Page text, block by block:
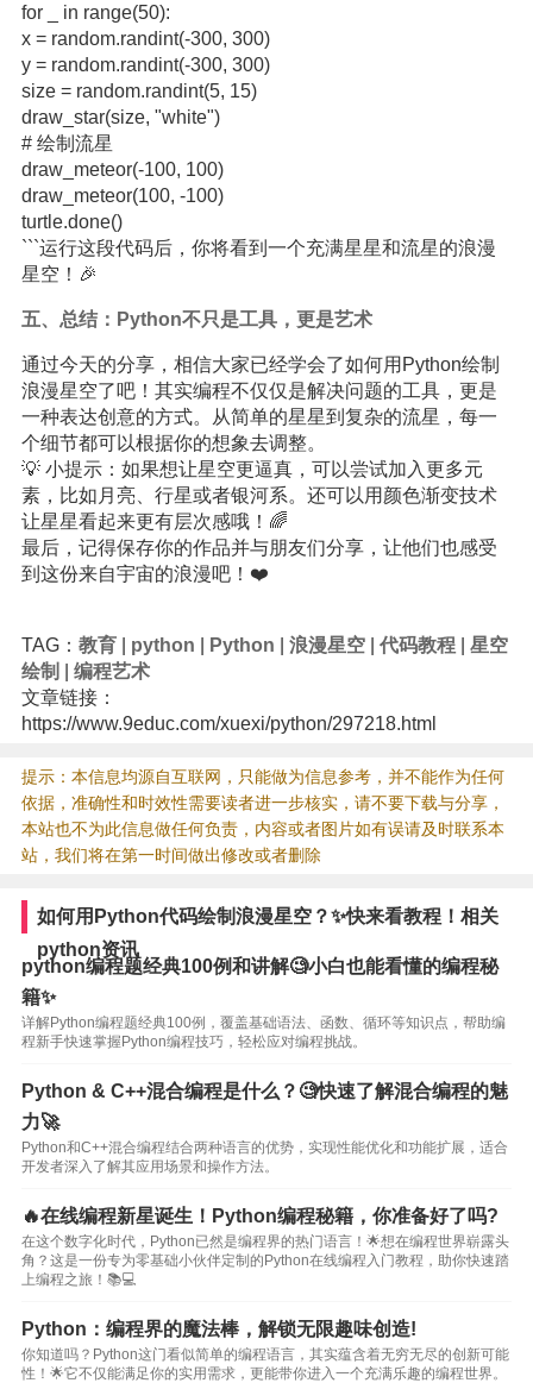
for _ in range(50):
x = random.randint(-300, 300)
y = random.randint(-300, 300)
size = random.randint(5, 15)
draw_star(size, "white")
# 绘制流星
draw_meteor(-100, 100)
draw_meteor(100, -100)
turtle.done()
```运行这段代码后，你将看到一个充满星星和流星的浪漫
星空！🎉
五、总结：Python不只是工具，更是艺术
通过今天的分享，相信大家已经学会了如何用Python绘制
浪漫星空了吧！其实编程不仅仅是解决问题的工具，更是
一种表达创意的方式。从简单的星星到复杂的流星，每一
个细节都可以根据你的想象去调整。
💡 小提示：如果想让星空更逼真，可以尝试加入更多元
素，比如月亮、行星或者银河系。还可以用颜色渐变技术
让星星看起来更有层次感哦！🌈
最后，记得保存你的作品并与朋友们分享，让他们也感受
到这份来自宇宙的浪漫吧！❤️
TAG： 教育| python Python 浪漫星空| 代码教程| 星空
绘制
编程艺术
文章链接：
https://www.9educ.com/xuexi/python/297218.html
提示：本信息均源自互联网，只能做为信息参考，并不能作为任何
依据，准确性和时效性需要读者进一步核实，请不要下载与分享，
本站也不为此信息做任何负责，内容或者图片如有误请及时联系本
站，我们将在第一时间做出修改或者删除
如何用Python代码绘制浪漫星空？✨快来看教程！相关
python资讯
python编程题经典100例和讲解🧐小白也能看懂的编程秘
籍✨
详解Python编程题经典100例，覆盖基础语法、函数、循环等知识点，帮助编
程新手快速掌握Python编程技巧，轻松应对编程挑战。
Python & C++混合编程是什么？🧐快速了解混合编程的魅
力🚀
Python和C++混合编程结合两种语言的优势，实现性能优化和功能扩展，适合
开发者深入了解其应用场景和操作方法。
🔥在线编程新星诞生！Python编程秘籍，你准备好了吗?
在这个数字化时代，Python已然是编程界的热门语言！🌟想在编程世界崭露头
角？这是一份专为零基础小伙伴定制的Python在线编程入门教程，助你快速踏
上编程之旅！📚💻
Python：编程界的魔法棒，解锁无限趣味创造!
你知道吗？Python这门看似简单的编程语言，其实蕴含着无穷无尽的创新可能
性！🌟它不仅能满足你的实用需求，更能带你进入一个充满乐趣的编程世界。